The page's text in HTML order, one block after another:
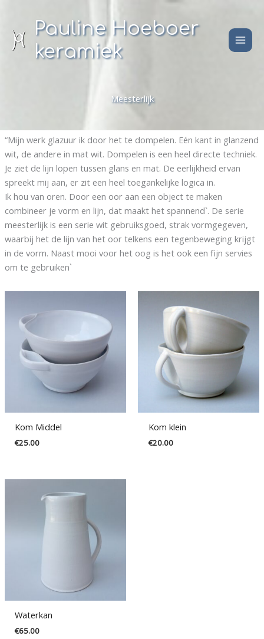
inhoud
Pauline Hoeboer
keramiek
Meesterlijk
“Mijn werk glazuur ik door het te dompelen. Eén kant in glanzend
wit, de andere in mat wit. Dompelen is een heel directe techniek.
Je ziet de lijn lopen tussen glans en mat. De eerlijkheid ervan
spreekt mij aan, er zit een heel toegankelijke logica in.
Ik hou van oren. Door een oor aan een object te maken
combineer je vorm en lijn, dat maakt het spannend`. De serie
meesterlijk is een serie wit gebruiksgoed, strak vormgegeven,
waarbij het de lijn van het oor telkens een tegenbeweging krijgt
in de vorm. Naast mooi voor het oog is het ook een fijn servies
om te gebruiken`
Kom Middel
€25.00
Kom klein
€20.00
Waterkan
€65.00